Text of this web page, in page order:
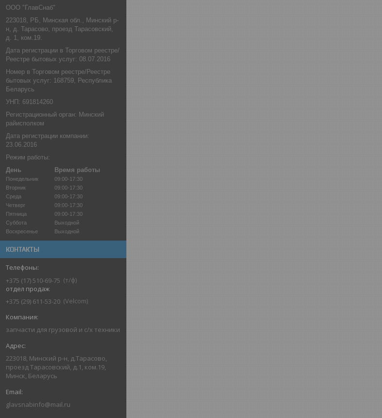
ООО "ГлавСнаб"
223018, РБ, Минская обл., Минский р-
н, д. Тарасово, проезд Тарасовский,
д. 1, ком.19.
Дата регистрации в Торговом реестре/
Реестре бытовых услуг: 08.07.2016
Номер в Торговом реестре/Реестре
бытовых услуг: 168759, Республика
Беларусь
УНП: 691814260
Регистрационный орган: Минский
райисполком
Дата регистрации компании:
23.06.2016
Режим работы:
День
Время работы
Понедельник
09:00-17:30
Вторник
09:00-17:30
Среда
09:00-17:30
Четверг
09:00-17:30
Пятница
09:00-17:30
Суббота
Выходной
Воскресенье
Выходной
КОНТАКТЫ
+375 (17) 510-69-75
т/ф
отдел продаж
+375 (29) 611-53-20 Velcom
запчасти для грузовой и с/х техники
223018, Минский р-н, д.Тарасово,
проезд Тарасовский, д.1, ком.19,
Минск, Беларусь
glavsnabinfo@mail.ru